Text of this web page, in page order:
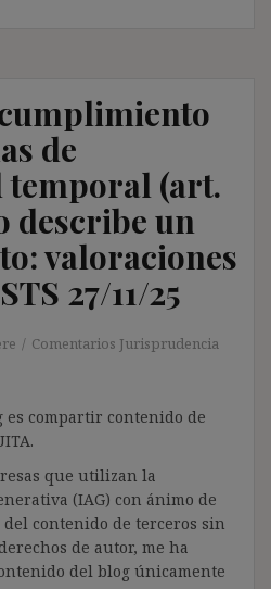
de
temporal (art.
describe un
valoraciones
27/11/25
Comentarios Jurisprudencia
es compartir contenido de
que utilizan la
(IAG) con ánimo de
contenido de terceros sin
de autor, me ha
del blog únicamente